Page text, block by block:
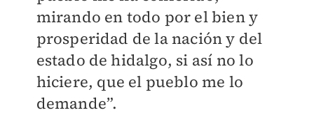
mirando en todo por el bien y
prosperidad de la nación y del
estado de hidalgo, si así no lo
hiciere, que el pueblo me lo
demande”.